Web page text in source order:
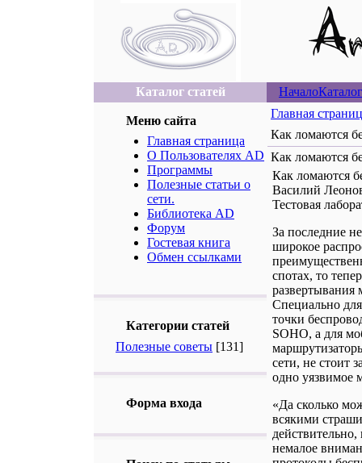
Каталог статей Начало
Меню сайта
Главная страница
О Пользователях AD
Программы
Полезные статьи о
сети.
Библиотека AD
Форум
Гостевая книга
Обмен ссылками
Категории статей
Полезные советы [131]
Форма входа
Главная
Как ломаются
Как ломаются
Как ломаются
Василий
Тестовая
За последние
широкое
спотах, то
развертывания
Специально
точки
SOHO, а для
сети, не стоит
одно уязвимое
«Да сколько
всякими
действительно,
немалое